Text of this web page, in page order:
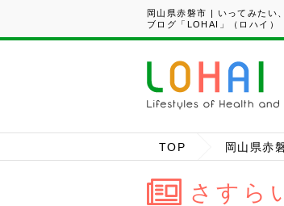
岡山県赤磐市 | いってみたい
ブログ「LOHAI」（ロハイ）
TOP 岡山県赤
さすら